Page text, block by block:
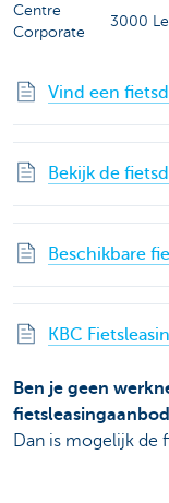
Centre
Corporate
3000
Vind een
Bekijk de
Beschikbare
KBC
Ben je geen
fietsleasingaanbod
Dan is mogelijk de